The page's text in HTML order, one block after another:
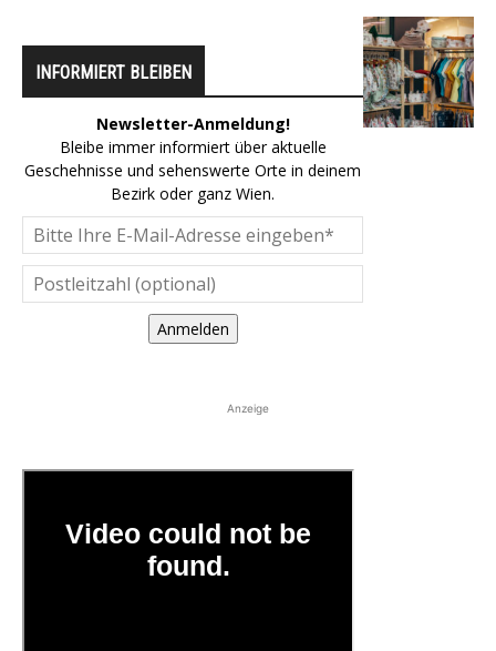
INFORMIERT BLEIBEN
Newsletter-Anmeldung!
Bleibe immer informiert über aktuelle
Geschehnisse und sehenswerte Orte in deinem
Bezirk oder ganz Wien.
Anmelden
Anzeige